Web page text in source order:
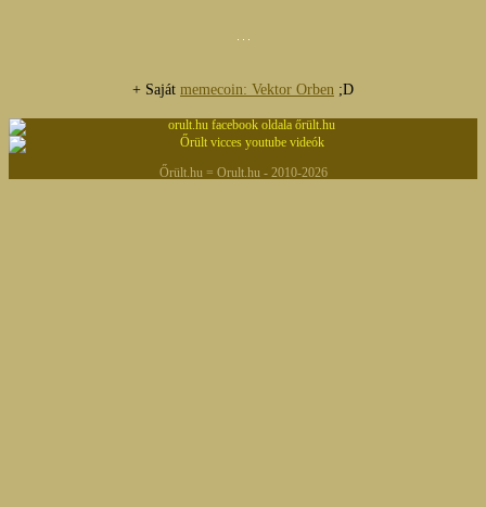
+ Saját memecoin: Vektor Orben ;D
Őrült.hu = Orult.hu - 2010-2026